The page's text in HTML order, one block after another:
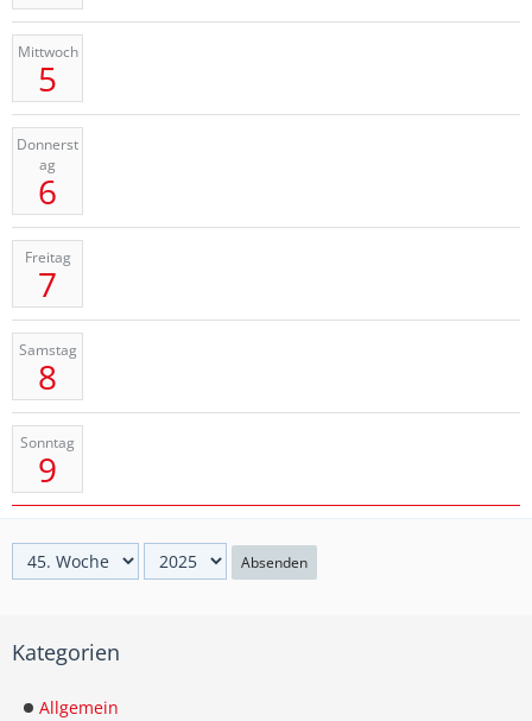
Mittwoch
5
Donnerst
ag
6
Freitag
7
Samstag
8
Sonntag
9
Absenden
Kategorien
Allgemein